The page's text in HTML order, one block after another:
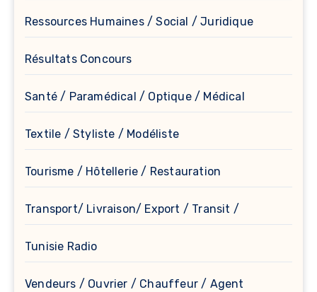
Ressources Humaines / Social / Juridique
Résultats Concours
Santé / Paramédical / Optique / Médical
Textile / Styliste / Modéliste
Tourisme / Hôtellerie / Restauration
Transport/ Livraison/ Export / Transit /
Tunisie Radio
Vendeurs / Ouvrier / Chauffeur / Agent